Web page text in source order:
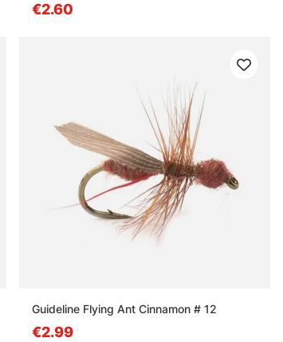
€2.60
Guideline Flying Ant Cinnamon # 12
€2.99